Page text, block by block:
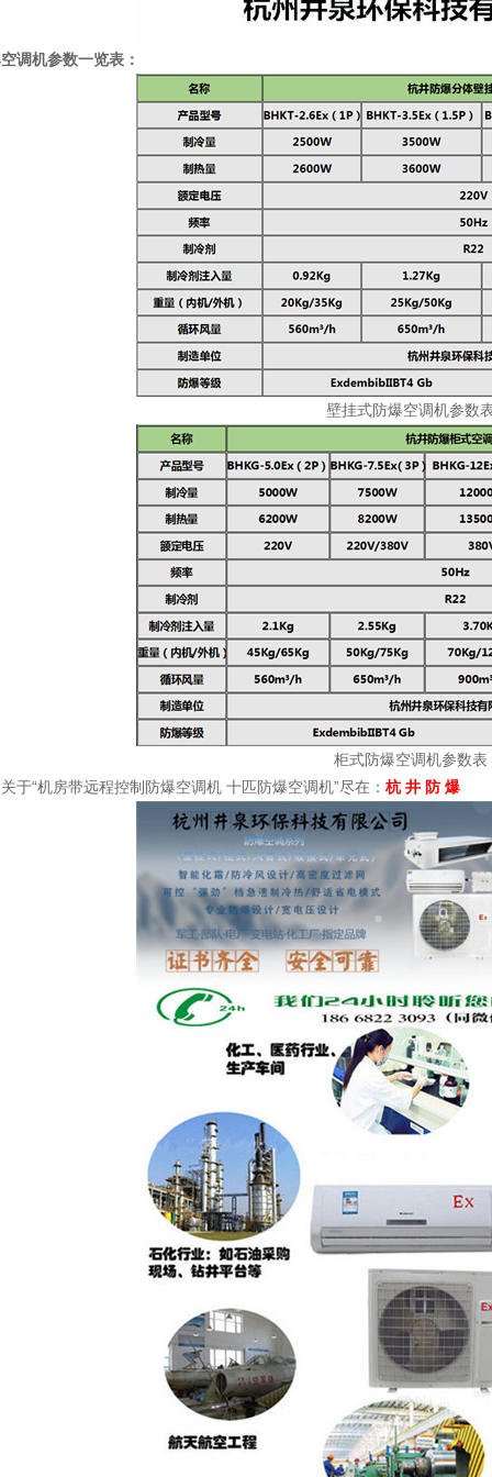
调机参数一览表：
壁挂式防爆空调机参数
柜式防爆空调机参数表
于“机房带远程控制防爆空调机 十匹防爆空调机”尽在： 杭 井 防 爆